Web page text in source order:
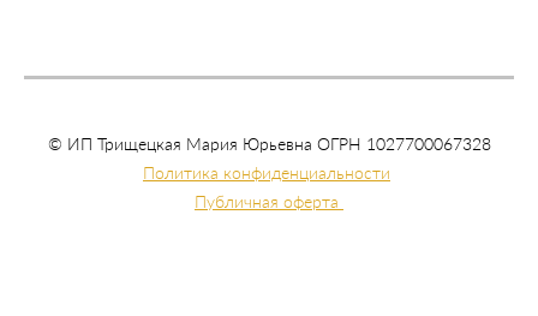
© ИП Трищецкая Мария Юрьевна ОГРН 1027700067328
Политика конфиденциальности
Публичная оферта
политика конфиденциально